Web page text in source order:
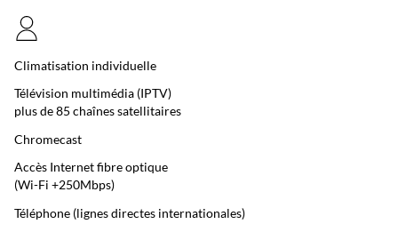
Climatisation individuelle
Télévision multimédia (IPTV)
plus de 85 chaînes satellitaires
Chromecast
Accès Internet fibre optique
(Wi-Fi +250Mbps)
Téléphone (lignes directes internationales)